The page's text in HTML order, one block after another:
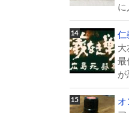
に
仁
大
最
が
オ